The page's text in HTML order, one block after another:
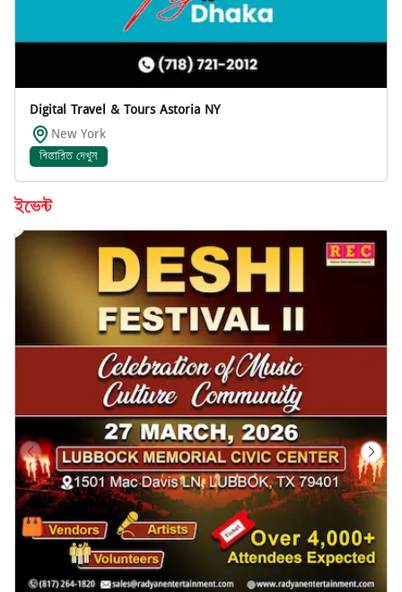
Digital Travel & Tours Astoria NY
New York
বিস্তারিত দেখুন
ইভেন্ট